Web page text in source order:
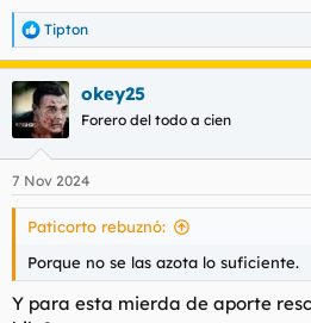
R
e
a
c
c
i
e
s
Tipton
okey25
Forero del todo a cien
7 Nov 2024
Paticorto rebuznó:
Porque no se las azota lo suficiente.
Y para esta mierda de aporte